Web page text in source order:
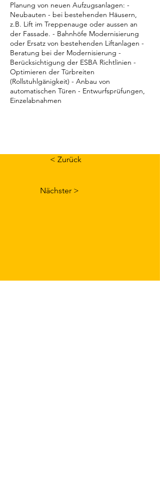
Planung von neuen Aufzugsanlagen: -
Neubauten - bei bestehenden Häusern,
z.B. Lift im Treppenauge oder aussen an
der Fassade. - Bahnhöfe Modernisierung
oder Ersatz von bestehenden Liftanlagen -
Beratung bei der Modernisierung -
Berücksichtigung der ESBA Richtlinien -
Optimieren der Türbreiten
(Rollstuhlgänigkeit) - Anbau von
automatischen Türen - Entwurfsprüfungen,
Einzelabnahmen
< Zurück
Nächster >